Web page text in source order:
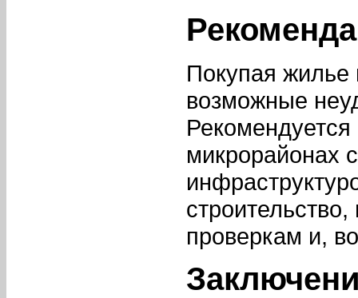
Покупая жилье
возможные
микрорайонах
проверкам и,